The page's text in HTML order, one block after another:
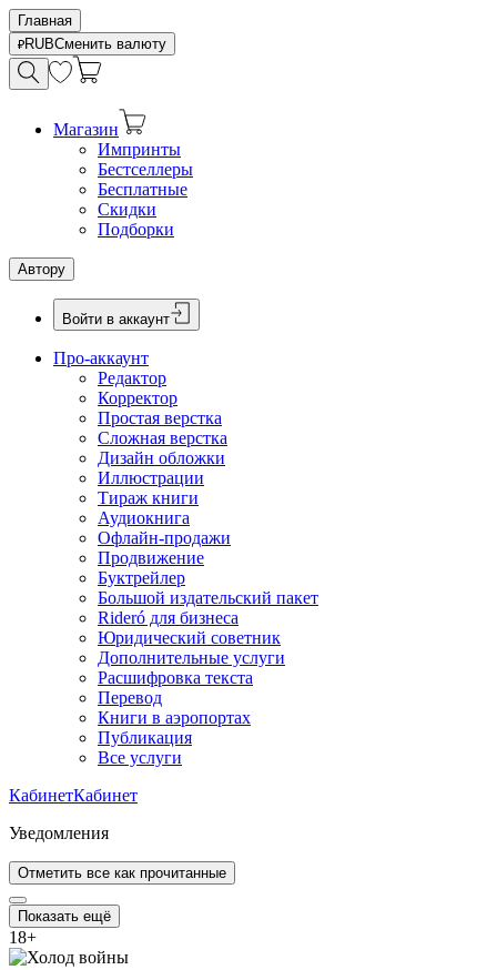
Главная
RUBСменить валюту
Магазин
Импринты
Бестселлеры
Бесплатные
Скидки
Подборки
Автору
Войти в аккаунт
Про-аккаунт
Редактор
Корректор
Простая верстка
Сложная верстка
Дизайн обложки
Иллюстрации
Тираж книги
Аудиокнига
Офлайн-продажи
Продвижение
Буктрейлер
Большой издательский пакет
Rideró для бизнеса
Юридический советник
Дополнительные услуги
Расшифровка текста
Перевод
Книги в аэропортах
Публикация
Все услуги
КабинетКабинет
Уведомления
Отметить все как прочитанные
Показать ещё
18+